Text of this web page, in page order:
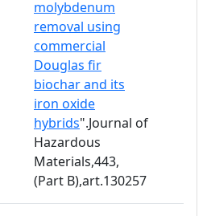
molybdenum
removal using
commercial
Douglas fir
biochar and its
iron oxide
hybrids".Journal of
Hazardous
Materials,443,
(Part B),art.130257